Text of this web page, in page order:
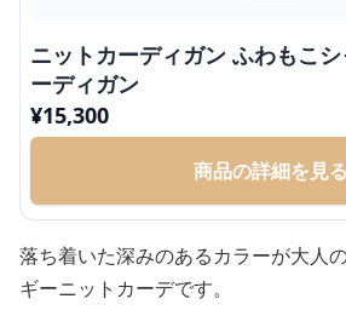
ニットカーディガン ふわもこ
ーディガン
¥15,300
商品の詳細を見る
落ち着いた深みのあるカラーが大人
ギーニットカーデです。